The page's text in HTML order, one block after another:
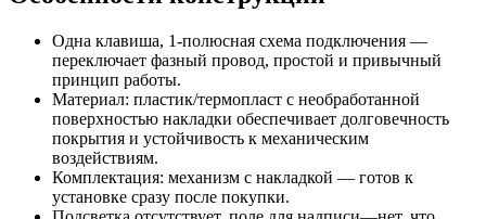
Одна клавиша, 1-полюсная схема подключения —
переключает фазный провод, простой и привычный
принцип работы.
Материал: пластик/термопласт с необработанной
поверхностью накладки обеспечивает долговечность
покрытия и устойчивость к механическим
воздействиям.
Комплектация: механизм с накладкой — готов к
установке сразу после покупки.